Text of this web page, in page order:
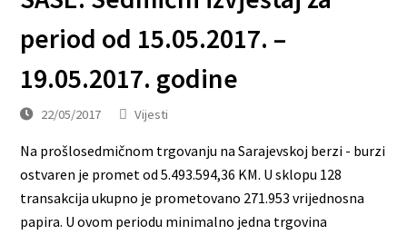
period od 15.05.2017. –
19.05.2017. godine
22/05/2017 Vijesti
Na prošlosedmičnom trgovanju na Sarajevskoj berzi - burzi
ostvaren je promet od 5.493.594,36 KM. U sklopu 128
transakcija ukupno je prometovano 271.953 vrijednosna
papira. U ovom periodu minimalno jedna trgovina